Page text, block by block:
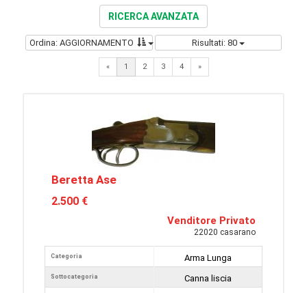
RICERCA AVANZATA
Ordina: AGGIORNAMENTO Risultati: 80
« 1 2 3 4 »Next
Beretta Ase
2.500 €
Venditore Privato
22020 casarano
Categoria
Sottocategoria
Arma Lunga
Canna liscia